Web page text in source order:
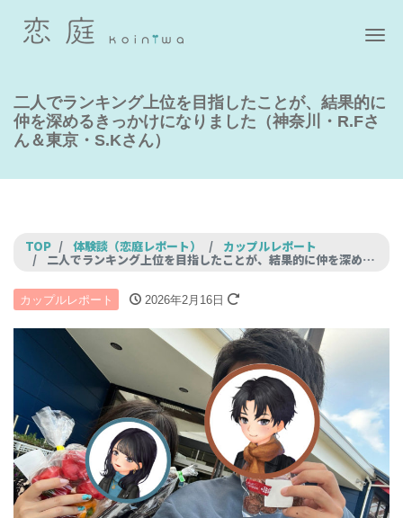
ナ
二人でランキング上位を目指したことが、結果的に
仲を深めるきっかけになりました（神奈川・R.Fさ
ん＆東京・S.Kさん）
TOP 体験談（恋庭レポート） カップルレポート
二人でランキング上位を目指したことが、結果的に仲を深めるきっかけになりました（神奈川・R.Fさん＆東京・S.Kさん）
カップルレポート 2026年2月16日